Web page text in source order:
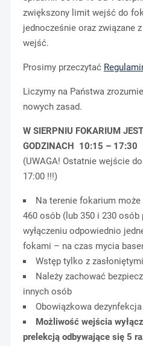
zwiększony limit wejść do
jednocześnie oraz związane
wejść.
Prosimy przeczytać
Liczymy na Państwa
nowych zasad.
W SIERPNIU FOKARIUM
GODZINACH 10:15 – 17:30
(UWAGA! Ostatnie wejście
17:00 !!!)
Na terenie fokarium
460 osób (lub 350 i 230 osób
wyłączeniu odpowiednio
fokami – na czas mycia
Wstęp tylko z
Należy zachować
innych osób
Obowiązkowa
Możliwość wejścia
prelekcją odbywające się 5